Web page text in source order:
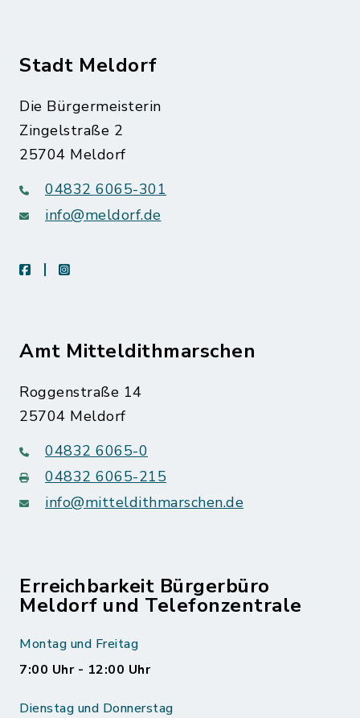
Stadt Meldorf
Die Bürgermeisterin
Zingelstraße 2
25704 Meldorf
04832 6065-301
info@meldorf.de
facebookinstagram
Amt Mitteldithmarschen
Roggenstraße 14
25704 Meldorf
04832 6065-0
04832 6065-215
info@mitteldithmarschen.de
Erreichbarkeit Bürgerbüro
Meldorf und Telefonzentrale
Montag und Freitag
7:00 Uhr - 12:00 Uhr
Dienstag und Donnerstag